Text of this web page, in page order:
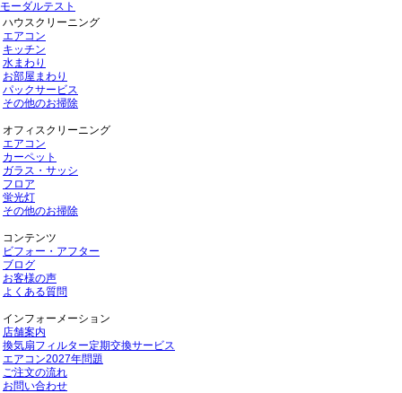
モーダルテスト
ハウスクリーニング
エアコン
キッチン
水まわり
お部屋まわり
パックサービス
その他のお掃除
オフィスクリーニング
エアコン
カーペット
ガラス・サッシ
フロア
蛍光灯
その他のお掃除
コンテンツ
ビフォー・アフター
ブログ
お客様の声
よくある質問
インフォーメーション
店舗案内
換気扇フィルター定期交換サービス
エアコン2027年問題
ご注文の流れ
お問い合わせ